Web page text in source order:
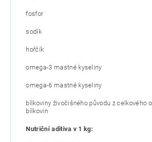
fosfor
sodík
hořčík
omega-3 mastné kyseliny
omega-6 mastné kyseliny
bílkoviny živočišného původu z celkového
bílkovin
Nutriční aditiva v 1 kg: